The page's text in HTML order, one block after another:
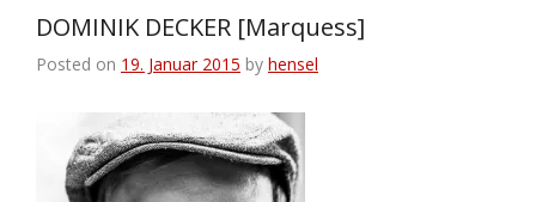
DOMINIK DECKER [Marquess]
Posted on 19. Januar 2015 by hensel